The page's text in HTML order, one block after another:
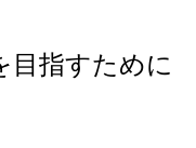
目指すために